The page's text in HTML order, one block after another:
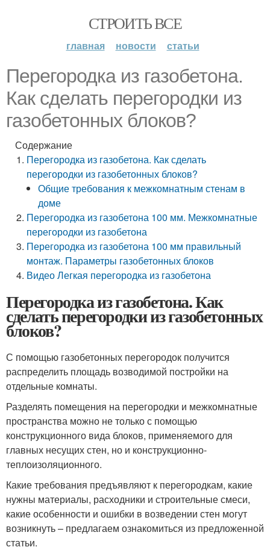
СТРОИТЬ ВСЕ
главная новости статьи
Перегородка из газобетона.
Как сделать перегородки из
газобетонных блоков?
Содержание
Перегородка из газобетона. Как сделать
перегородки из газобетонных блоков?
Общие требования к межкомнатным стенам в
доме
Перегородка из газобетона 100 мм. Межкомнатные
перегородки из газобетона
Перегородка из газобетона 100 мм правильный
монтаж. Параметры газобетонных блоков
Видео Легкая перегородка из газобетона
Перегородка из газобетона. Как
сделать перегородки из газобетонных
блоков?
С помощью газобетонных перегородок получится
распределить площадь возводимой постройки на
отдельные комнаты.
Разделять помещения на перегородки и межкомнатные
пространства можно не только с помощью
конструкционного вида блоков, применяемого для
главных несущих стен, но и конструкционно-
теплоизоляционного.
Какие требования предъявляют к перегородкам, какие
нужны материалы, расходники и строительные смеси,
какие особенности и ошибки в возведении стен могут
возникнуть – предлагаем ознакомиться из предложенной
статьи.